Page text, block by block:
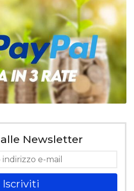
Newsletter
Iscriviti